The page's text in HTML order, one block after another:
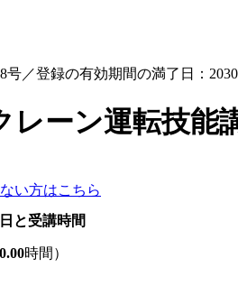
／登録の有効期間の満了日：
レーン運転技能
い方はこちら
と受講時間
時間）